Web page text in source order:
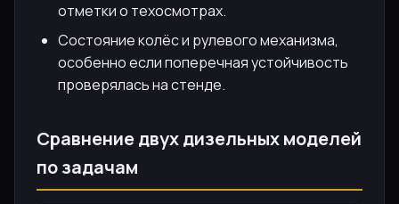
отметки о техосмотрах.
Состояние колёс и рулевого механизма,
особенно если поперечная устойчивость
проверялась на стенде.
Сравнение двух дизельных моделей
по задачам